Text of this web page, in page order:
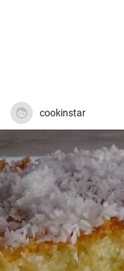
cookinstar